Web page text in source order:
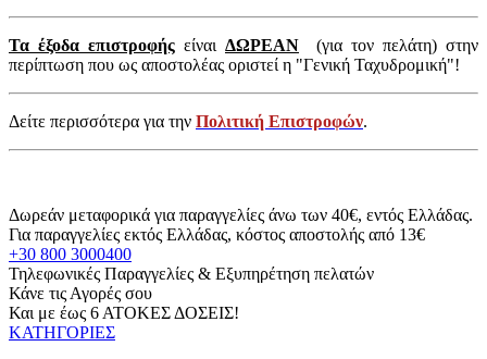
Τα έξοδα επιστροφής είναι ΔΩΡΕΑΝ (για τον πελάτη) στην
περίπτωση που ως αποστολέας οριστεί η "Γενική Ταχυδρομική"!
Δείτε περισσότερα για την Πολιτική Επιστροφών.
Δωρεάν μεταφορικά για παραγγελίες άνω των 40€, εντός Ελλάδας.
Για παραγγελίες εκτός Ελλάδας, κόστος αποστολής από 13€
+30 800 3000400
Τηλεφωνικές Παραγγελίες & Εξυπηρέτηση πελατών
Κάνε τις Αγορές σου
Και με έως 6 ΑΤΟΚΕΣ ΔΟΣΕΙΣ!
ΚΑΤΗΓΟΡΙΕΣ